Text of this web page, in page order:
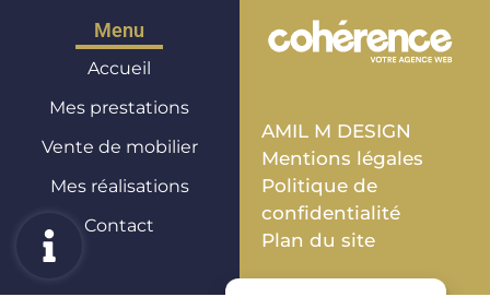
Menu
Accueil
Mes prestations
Vente de mobilier
Mes réalisations
Contact
AMIL M DESIGN
Mentions légales
Politique de
confidentialité
Plan du site